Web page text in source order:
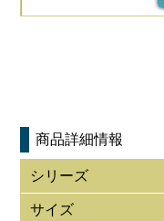
商品詳細情報
シリーズ
サイズ